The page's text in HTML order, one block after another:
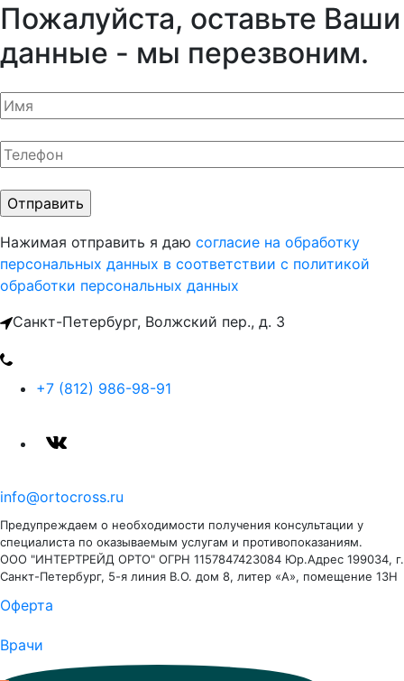
Пожалуйста, оставьте Ваши
данные - мы перезвоним.
Нажимая отправить я даю согласие на обработку
персональных данных в соответствии с политикой
обработки персональных данных
Санкт-Петербург, Волжский пер., д. 3
+7 (812) 986-98-91
info@ortocross.ru
Предупреждаем о необходимости получения консультации у
специалиста по оказываемым услугам и противопоказаниям.
ООО "ИНТЕРТРЕЙД ОРТО" ОГРН 1157847423084 Юр.Адрес 199034, г.
Санкт-Петербург, 5-я линия В.О. дом 8, литер «А», помещение 13Н
Оферта
Врачи